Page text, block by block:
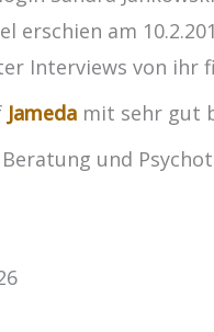
erschien am
Interviews von ihr
Jameda mit sehr gut
und